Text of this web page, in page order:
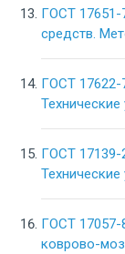
ГОСТ 17651-
средств.
ГОСТ 17622-
Технические
ГОСТ 17139-
Технические
ГОСТ 17057-
коврово-